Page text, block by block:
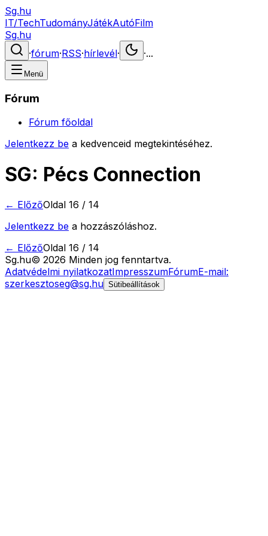
Sg.hu
IT/TechTudományJátékAutóFilm
Sg.hu
·fórum·RSS·hírlevél· ·...
Menü
Fórum
Fórum főoldal
Jelentkezz be a kedvenceid megtekintéséhez.
SG: Pécs Connection
← ElőzőOldal 16 / 14
Jelentkezz be a hozzászóláshoz.
← ElőzőOldal 16 / 14
Sg.hu© 2026 Minden jog fenntartva.
Adatvédelmi nyilatkozatImpresszumFórumE-mail:
szerkesztoseg@sg.hu Sütibeállítások